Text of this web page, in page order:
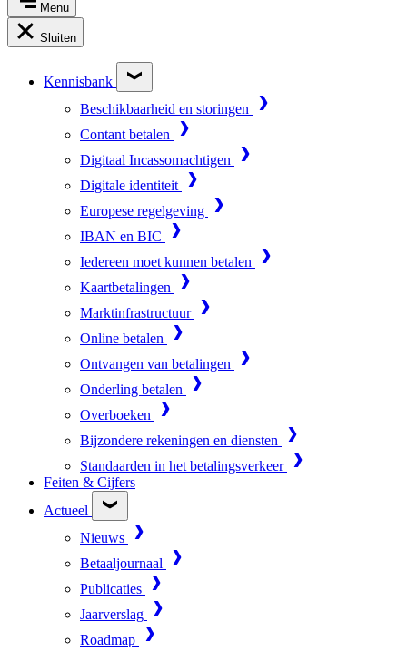
Menu
Sluiten
Kennisbank
Beschikbaarheid en storingen
Contant betalen
Digitaal Incassomachtigen
Digitale identiteit
Europese regelgeving
IBAN en BIC
Iedereen moet kunnen betalen
Kaartbetalingen
Marktinfrastructuur
Online betalen
Ontvangen van betalingen
Onderling betalen
Overboeken
Bijzondere rekeningen en diensten
Standaarden in het betalingsverkeer
Feiten & Cijfers
Actueel
Nieuws
Betaaljournaal
Publicaties
Jaarverslag
Roadmap